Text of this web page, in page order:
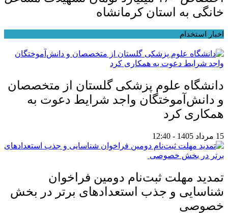
خانگی به استان کرمانشاه
اخبار استخدام
دانشگاه علوم پزشکی گلستان از متخصصان
و دانش‌آموختگان واجد شرایط دعوت به
همکاری کرد
15 مرداد 1405 - 12:40
تمدید مهلت ثبت‌نام دومین فراخوان
شناسایی و جذب استعدادهای برتر در بخش
خصوصی